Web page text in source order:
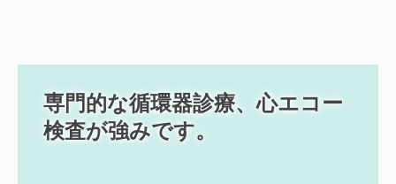
専門的な循環器診療、心エコー
検査が強みです。